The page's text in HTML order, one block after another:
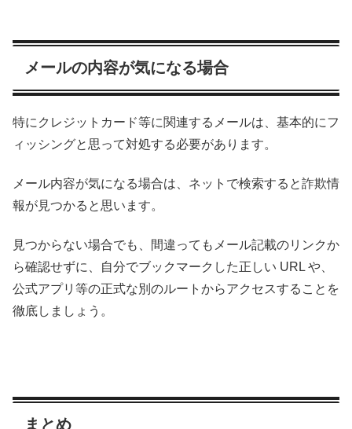
メールの内容が気になる場合
特にクレジットカード等に関連するメールは、基本的にフ
ィッシングと思って対処する必要があります。
メール内容が気になる場合は、ネットで検索すると詐欺情
報が見つかると思います。
見つからない場合でも、間違ってもメール記載のリンクか
ら確認せずに、自分でブックマークした正しい URL や、
公式アプリ等の正式な別のルートからアクセスすることを
徹底しましょう。
まとめ